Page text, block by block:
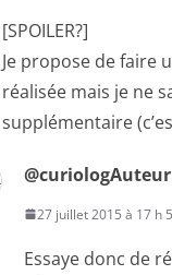
[SPOILER?]
Je propose de faire
réalisée mais je ne
supplémentaire
@curiologAuteur
27 juillet 2015 à 17 h
Essaye donc de